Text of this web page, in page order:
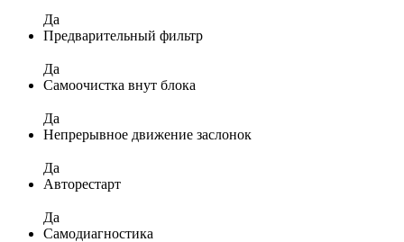
Да
Предварительный фильтр
Да
Самоочистка внут блока
Да
Непрерывное движение заслонок
Да
Авторестарт
Да
Самодиагностика